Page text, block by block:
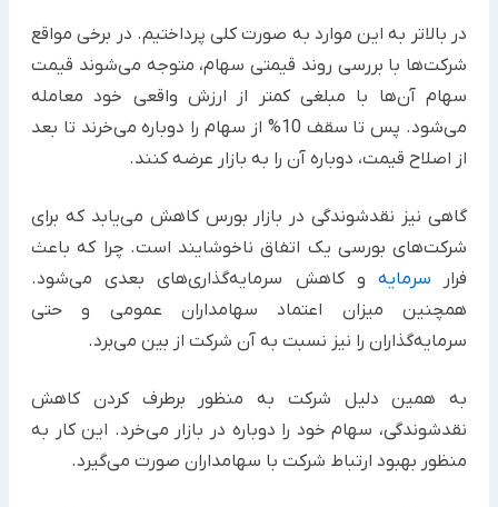
در بالاتر به این موارد به صورت کلی پرداختیم. در برخی مواقع
شرکت‌ها با بررسی روند قیمتی سهام، متوجه می‌شوند قیمت
سهام آن‌ها با مبلغی کمتر از ارزش واقعی خود معامله
می‌شود. پس تا سقف 10% از سهام را دوباره می‌خرند تا بعد
از اصلاح قیمت، دوباره آن را به بازار عرضه کنند.
گاهی نیز نقدشوندگی در بازار بورس کاهش می‌یابد که برای
شرکت‌های بورسی یک اتفاق ناخوشایند است. چرا که باعث
فرار سرمایه و کاهش سرمایه‌گذاری‌های بعدی می‌شود.
همچنین میزان اعتماد سهامداران عمومی و حتی
سرمایه‌گذاران را نیز نسبت به آن شرکت از بین می‌برد.
به همین دلیل شرکت به منظور برطرف کردن کاهش
نقدشوندگی، سهام خود را دوباره در بازار می‌خرد. این کار به
منظور بهبود ارتباط شرکت با سهامداران صورت می‌گیرد.